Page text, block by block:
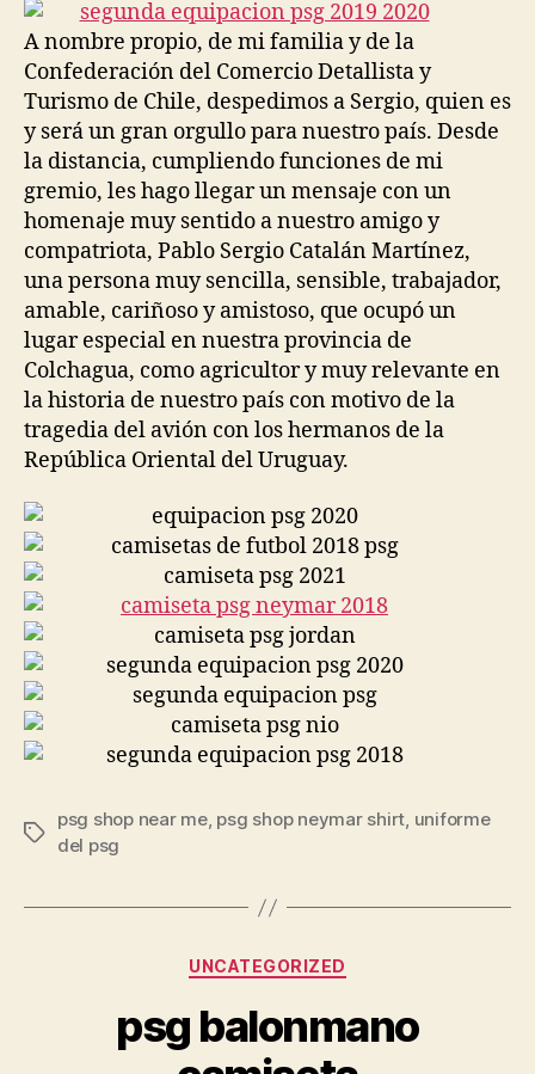
A nombre propio, de mi familia y de la
Confederación del Comercio Detallista y
Turismo de Chile, despedimos a Sergio, quien es
y será un gran orgullo para nuestro país. Desde
la distancia, cumpliendo funciones de mi
gremio, les hago llegar un mensaje con un
homenaje muy sentido a nuestro amigo y
compatriota, Pablo Sergio Catalán Martínez,
una persona muy sencilla, sensible, trabajador,
amable, cariñoso y amistoso, que ocupó un
lugar especial en nuestra provincia de
Colchagua, como agricultor y muy relevante en
la historia de nuestro país con motivo de la
tragedia del avión con los hermanos de la
República Oriental del Uruguay.
Etiquetas
psg shop near me, psg shop neymar shirt, uniforme
del psg
Categorías
UNCATEGORIZED
psg balonmano